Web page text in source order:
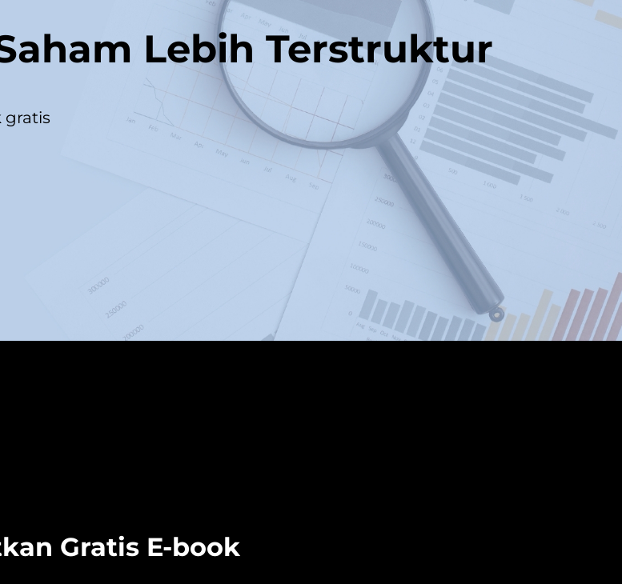
Saatnya Belajar Saham Lebih Terstruktur
gratis
Gratis E-book